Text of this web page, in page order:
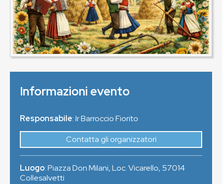
Informazioni evento
Responsabile: Ir Barroccio Fiorito
Contatta gli organizzatori
Luogo:Piazza Don Milani, Loc. Vicarello, 57014
Collesalvetti